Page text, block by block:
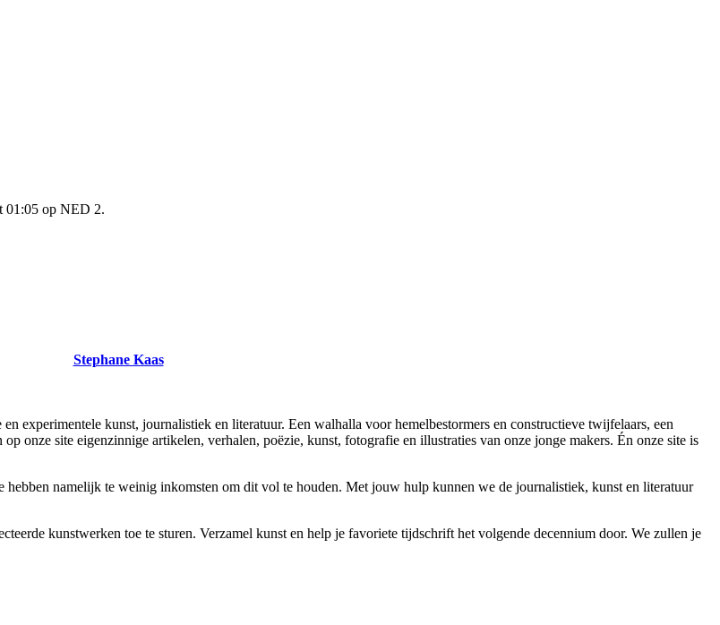
01:05 op NED 2.
Stephane Kaas
experimentele kunst, journalistiek en literatuur. Een walhalla voor hemelbestormers en constructieve twijfelaars, een
onze site eigenzinnige artikelen, verhalen, poëzie, kunst, fotografie en illustraties van onze jonge makers. Én onze site is
hebben namelijk te weinig inkomsten om dit vol te houden. Met jouw hulp kunnen we de journalistiek, kunst en literatuur
kunstwerken toe te sturen. Verzamel kunst en help je favoriete tijdschrift het volgende decennium door. We zullen je